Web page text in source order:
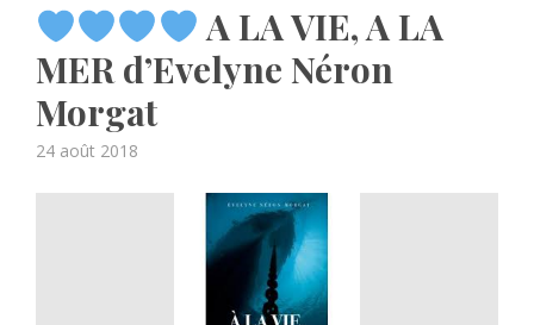
A LA VIE, A LA
MER d’Evelyne Néron
Morgat
Posted
24 août 2018